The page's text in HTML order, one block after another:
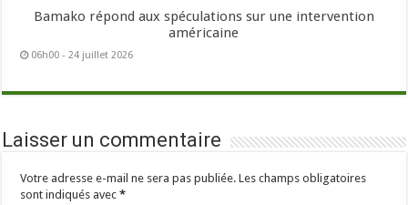
Bamako répond aux spéculations sur une intervention
américaine
06h00 - 24 juillet 2026
Laisser un commentaire
Votre adresse e-mail ne sera pas publiée. Les champs obligatoires
sont indiqués avec*